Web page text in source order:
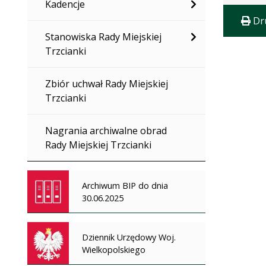
Kadencje
Stanowiska Rady Miejskiej
Trzcianki
Zbiór uchwał Rady Miejskiej
Trzcianki
Nagrania archiwalne obrad
Rady Miejskiej Trzcianki
Archiwum BIP do dnia
30.06.2025
Dziennik Urzędowy Woj.
Wielkopolskiego